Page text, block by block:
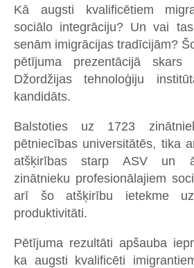
Kā augsti kvalificētiem
sociālo integrāciju? Un vai
senām imigrācijas tradīcijām?
pētījuma prezentācijā skars
Džordžijas tehnoloģiju
kandidāts.
Balstoties uz 1723
pētniecības universitātēs, tika
atšķirības starp ASV un
zinātnieku profesionālajiem
arī šo atšķirību ietekme
produktivitāti.
Pētījuma rezultāti apšauba
ka augsti kvalificēti